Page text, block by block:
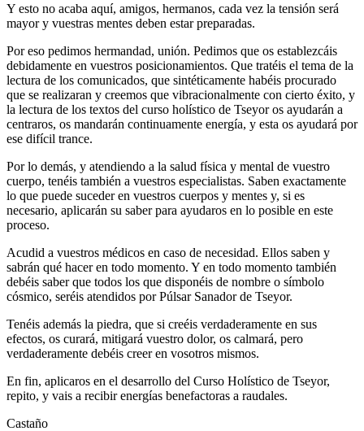
Y esto no acaba aquí, amigos, hermanos, cada vez la tensión será
mayor y vuestras mentes deben estar preparadas.
Por eso pedimos hermandad, unión. Pedimos que os establezcáis
debidamente en vuestros posicionamientos. Que tratéis el tema de la
lectura de los comunicados, que sintéticamente habéis procurado
que se realizaran y creemos que vibracionalmente con cierto éxito, y
la lectura de los textos del curso holístico de Tseyor os ayudarán a
centraros, os mandarán continuamente energía, y esta os ayudará por
ese difícil trance.
Por lo demás, y atendiendo a la salud física y mental de vuestro
cuerpo, tenéis también a vuestros especialistas. Saben exactamente
lo que puede suceder en vuestros cuerpos y mentes y, si es
necesario, aplicarán su saber para ayudaros en lo posible en este
proceso.
Acudid a vuestros médicos en caso de necesidad. Ellos saben y
sabrán qué hacer en todo momento. Y en todo momento también
debéis saber que todos los que disponéis de nombre o símbolo
cósmico, seréis atendidos por Púlsar Sanador de Tseyor.
Tenéis además la piedra, que si creéis verdaderamente en sus
efectos, os curará, mitigará vuestro dolor, os calmará, pero
verdaderamente debéis creer en vosotros mismos.
En fin, aplicaros en el desarrollo del Curso Holístico de Tseyor,
repito, y vais a recibir energías benefactoras a raudales.
Castaño